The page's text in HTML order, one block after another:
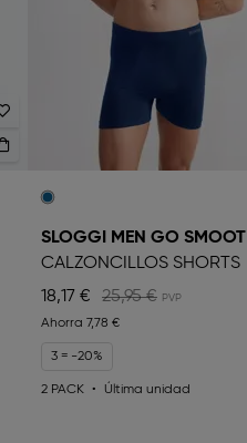
SLOGGI MEN GO
CALZONCILLOS SHORTS
18,17 €
25,95 €
Ahorra 7,78 €
3 = -20%
2 PACK Última unidad